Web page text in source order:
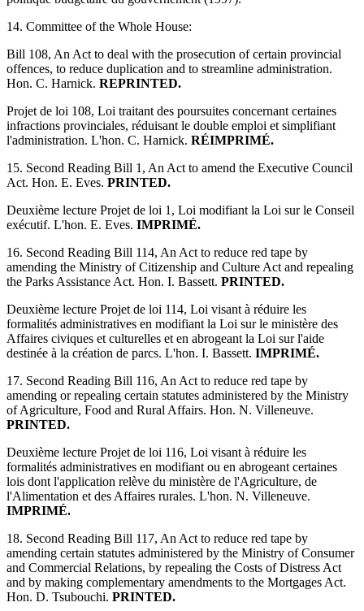
14. Committee of the Whole House:
Bill 108, An Act to deal with the prosecution of certain provincial
offences, to reduce duplication and to streamline administration.
Hon. C. Harnick. REPRINTED.
Projet de loi 108, Loi traitant des poursuites concernant certaines
infractions provinciales, réduisant le double emploi et simplifiant
l'administration. L'hon. C. Harnick. RÉIMPRIMÉ.
15. Second Reading Bill 1, An Act to amend the Executive Council
Act. Hon. E. Eves. PRINTED.
Deuxième lecture Projet de loi 1, Loi modifiant la Loi sur le Conseil
exécutif. L'hon. E. Eves. IMPRIMÉ.
16. Second Reading Bill 114, An Act to reduce red tape by
amending the Ministry of Citizenship and Culture Act and repealing
the Parks Assistance Act. Hon. I. Bassett. PRINTED.
Deuxième lecture Projet de loi 114, Loi visant à réduire les
formalités administratives en modifiant la Loi sur le ministère des
Affaires civiques et culturelles et en abrogeant la Loi sur l'aide
destinée à la création de parcs. L'hon. I. Bassett. IMPRIMÉ.
17. Second Reading Bill 116, An Act to reduce red tape by
amending or repealing certain statutes administered by the Ministry
of Agriculture, Food and Rural Affairs. Hon. N. Villeneuve.
PRINTED.
Deuxième lecture Projet de loi 116, Loi visant à réduire les
formalités administratives en modifiant ou en abrogeant certaines
lois dont l'application relève du ministère de l'Agriculture, de
l'Alimentation et des Affaires rurales. L'hon. N. Villeneuve.
IMPRIMÉ.
18. Second Reading Bill 117, An Act to reduce red tape by
amending certain statutes administered by the Ministry of Consumer
and Commercial Relations, by repealing the Costs of Distress Act
and by making complementary amendments to the Mortgages Act.
Hon. D. Tsubouchi. PRINTED.